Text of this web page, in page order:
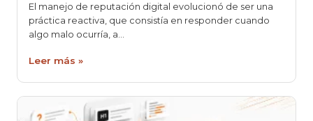
El manejo de reputación digital evolucionó de ser una
práctica reactiva, que consistía en responder cuando
algo malo ocurría, a…
Leer más »